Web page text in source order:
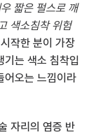
짧은 펄스로 깨
색소침착 위험
작한 분이 가장
기는 색소 침착입
어오는 느낌이라
자리의 염증 반